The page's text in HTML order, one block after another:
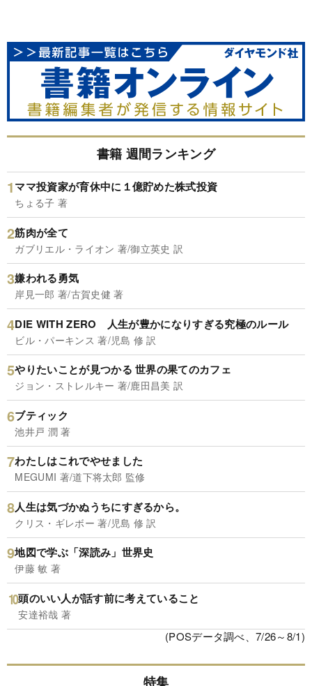
書籍 週間ランキング
ママ投資家が育休中に１億貯めた株式投資
ちょる子 著
筋肉が全て
ガブリエル・ライオン 著/御立英史 訳
嫌われる勇気
岸見一郎 著/古賀史健 著
DIE WITH ZERO 人生が豊かになりすぎる究極のルール
ビル・パーキンス 著/児島 修 訳
やりたいことが見つかる 世界の果てのカフェ
ジョン・ストレルキー 著/鹿田昌美 訳
ブティック
池井戸 潤 著
わたしはこれでやせました
MEGUMI 著/道下将太郎 監修
人生は気づかぬうちにすぎるから。
クリス・ギレボー 著/児島 修 訳
地図で学ぶ「深読み」世界史
伊藤 敏 著
頭のいい人が話す前に考えていること
安達裕哉 著
(POSデータ調べ、7/26～8/1)
特集